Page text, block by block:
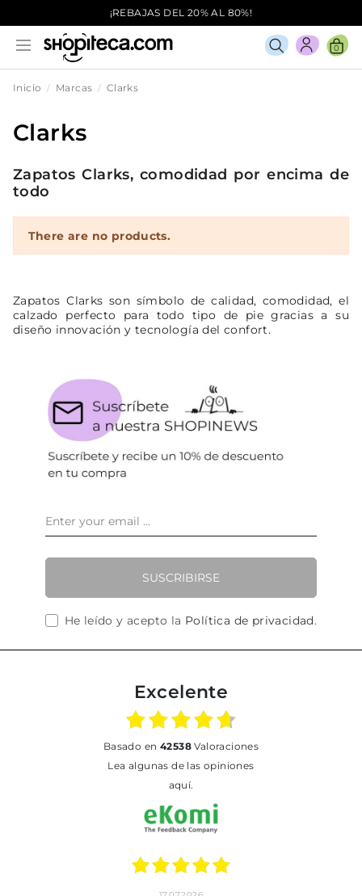
¡REBAJAS DEL 20% AL 80%!
0
Inicio Marcas Clarks
Clarks
Zapatos Clarks, comodidad por encima de
todo
There are no products.
Zapatos Clarks son símbolo de calidad, comodidad, el
calzado perfecto para todo tipo de pie gracias a su
diseño innovación y tecnología del confort.
SUSCRIBIRSE
He leído y acepto la Política de privacidad.
Excelente
basado en 42538Valoraciones
Lea algunas de las opiniones
aquí.